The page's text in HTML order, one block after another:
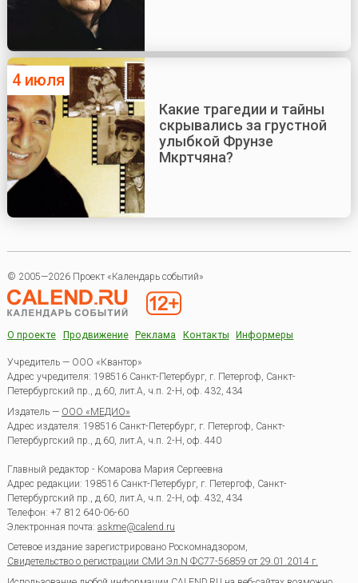
4 июля
Какие трагедии и тайны
скрывались за грустной
улыбкой Фрунзе
Мкртчяна?
© 2005—2026 Проект «Календарь событий»
О проекте Продвижение Реклама Контакты Информеры
Учредитель — ООО «Квантор»
Адрес учредителя: 198516 Санкт-Петербург, г. Петергоф, Санкт-
Петербургский пр., д.60, лит.А, ч.п. 2-Н, оф. 432, 434
Издатель — ООО «МЕДИО»
Адрес издателя: 198516 Санкт-Петербург, г. Петергоф, Санкт-
Петербургский пр., д.60, лит.А, ч.п. 2-Н, оф. 440
Главный редактор - Комарова Мария Сергеевна
Адрес редакции: 198516 Санкт-Петербург, г. Петергоф Санкт-
Петербургский пр., д.60, лит.А, ч.п. 2-Н, оф. 432, 434
Телефон: +7 812 640-06-60
Электронная почта: askme@calend.ru
Сетевое издание зарегистрировано Роскомнадзором,
Свидетельство о регистрации СМИ Эл.N ФС77-56859 от 29.01.2014 г.